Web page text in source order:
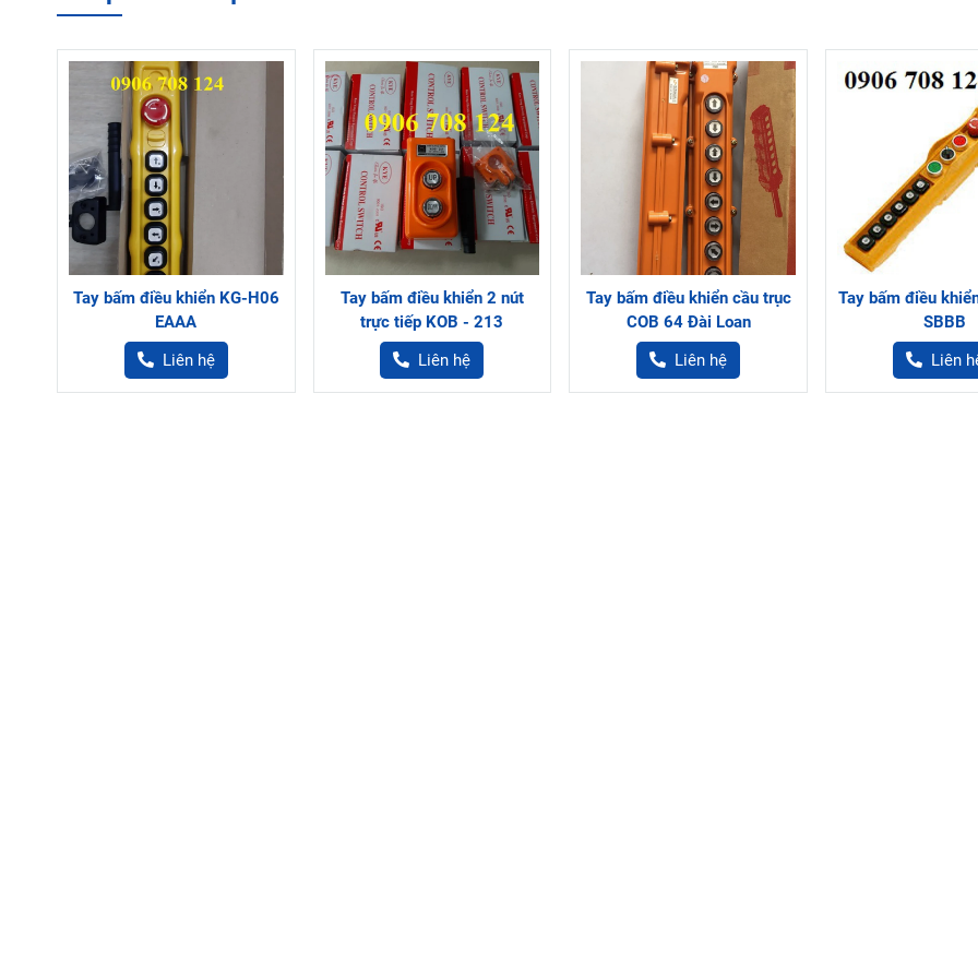
Tay bấm điều khiển KG-H06
EAAA
Liên hệ
Tay bấm điều khiển 2 nút
trực tiếp KOB - 213
Liên hệ
Tay bấm điều khiển cầu trục
COB 64 Đài Loan
Liên hệ
Tay bấm điều
SBBB
Liên